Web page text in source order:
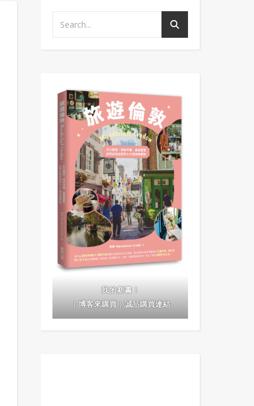
我的新書！
｜博客來購買｜誠品購買連結